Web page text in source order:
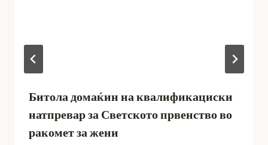
Битола домаќин на квалификациски
натпревар за Светското првенство во
ракомет за жени